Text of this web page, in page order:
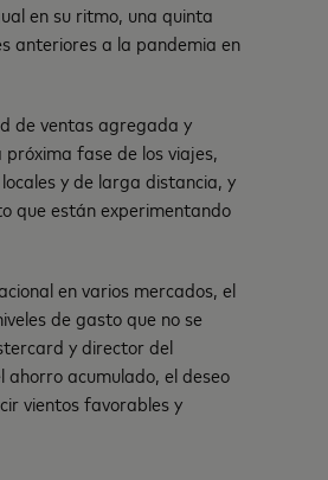
en su ritmo, una quinta
anteriores a la pandemia en
de ventas agregada y
fase de los viajes,
y de larga distancia, y
que están experimentando
en varios mercados, el
de gasto que no se
y director del
ahorro acumulado, el deseo
vientos favorables y